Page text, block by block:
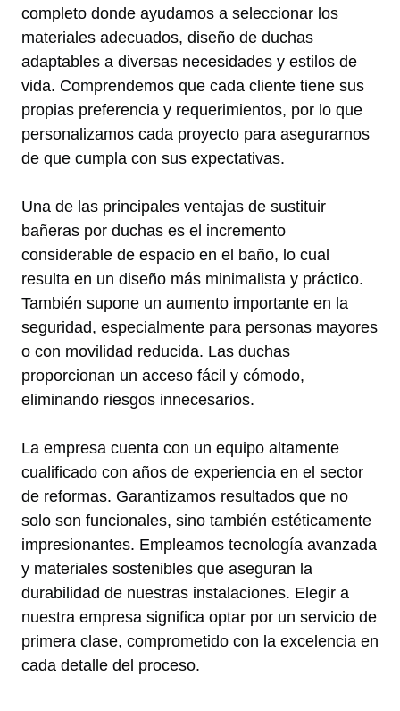
completo donde ayudamos a seleccionar los
materiales adecuados, diseño de duchas
adaptables a diversas necesidades y estilos de
vida. Comprendemos que cada cliente tiene sus
propias preferencia y requerimientos, por lo que
personalizamos cada proyecto para asegurarnos
de que cumpla con sus expectativas.
Una de las principales ventajas de sustituir
bañeras por duchas es el incremento
considerable de espacio en el baño, lo cual
resulta en un diseño más minimalista y práctico.
También supone un aumento importante en la
seguridad, especialmente para personas mayores
o con movilidad reducida. Las duchas
proporcionan un acceso fácil y cómodo,
eliminando riesgos innecesarios.
La empresa cuenta con un equipo altamente
cualificado con años de experiencia en el sector
de reformas. Garantizamos resultados que no
solo son funcionales, sino también estéticamente
impresionantes. Empleamos tecnología avanzada
y materiales sostenibles que aseguran la
durabilidad de nuestras instalaciones. Elegir a
nuestra empresa significa optar por un servicio de
primera clase, comprometido con la excelencia en
cada detalle del proceso.